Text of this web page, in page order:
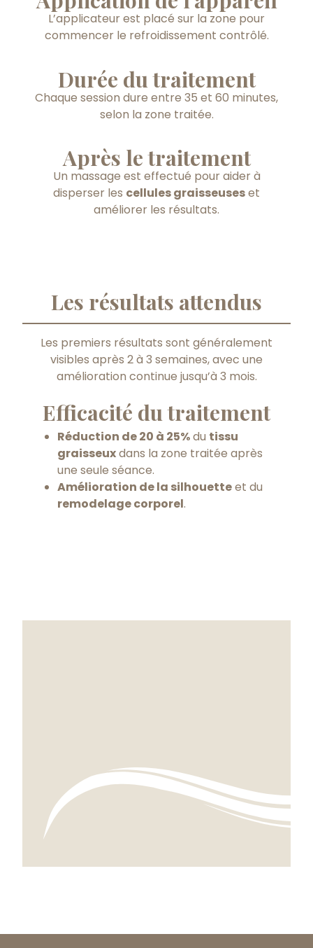
L’applicateur est placé sur la zone pour
commencer le refroidissement contrôlé.
Durée du traitement
Chaque session dure entre 35 et 60 minutes,
selon la zone traitée.
Après le traitement
Un massage est effectué pour aider à
disperser les cellules graisseuseset
améliorer les résultats.
Les résultats attendus
Les premiers résultats sont généralement
visibles après 2 à 3 semaines, avec une
amélioration continue jusqu’à 3 mois.
Efficacité du traitement
Réduction de 20 à 25%du tissu
graisseuxdans la zone traitée après
une seule séance.
Amélioration de la silhouetteet du
remodelage corporel.